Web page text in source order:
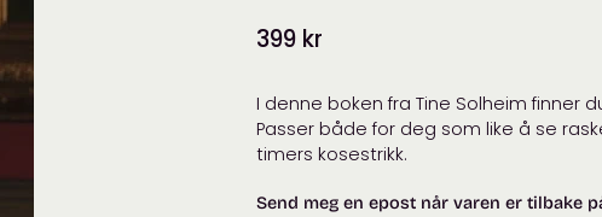
399 kr
I denne boken fra Tine Solheim finner
Passer både for deg som like å se
timers kosestrikk.
Send meg en epost når varen er tilbake